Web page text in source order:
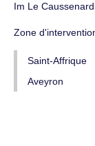
Im Le
Zone
Saint-Affrique
Aveyron